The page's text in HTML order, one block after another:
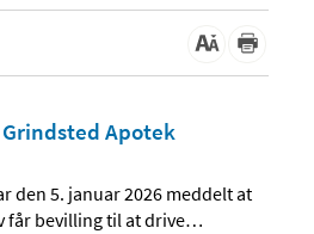
Apotek
den 5. januar 2026 meddelt at
får bevilling til at drive…